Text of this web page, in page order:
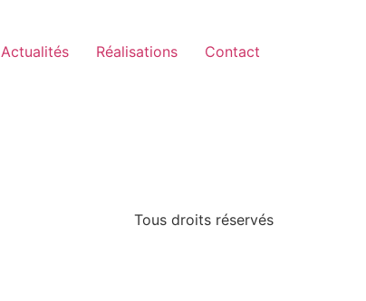
Actualités Réalisations Contact
Tous droits réservés